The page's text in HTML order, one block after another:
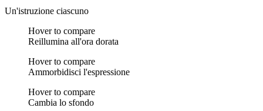
Un'istruzione ciascuno
Hover to compare
Reillumina all'ora dorata
Hover to compare
Ammorbidisci l'espressione
Hover to compare
Cambia lo sfondo